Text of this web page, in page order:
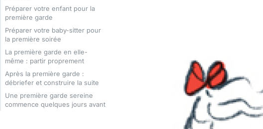
Préparer votre enfant pour la
première garde
Préparer votre baby-sitter pour
la première soirée
La première garde en elle-
même : partir proprement
Après la première garde :
débriefer et construire la suite
Une première garde sereine
commence quelques jours avant